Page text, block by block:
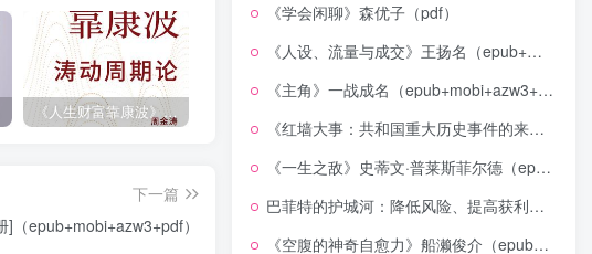
《人生财富靠康波》波动周期论（epub+mobi+azw3+pdf）
下一篇
]（epub+mobi+azw3+pdf）
《学会闲聊》森优子（pdf）
《人设、流量与成交》王扬名（epub+mobi+azw3+pdf）
《主角》一战成名（epub+mobi+azw3+pdf）
《红墙大事：共和国重大历史事件的来龙去脉》（全二册）（pdf）
《一生之敌》史蒂文·普莱斯菲尔德（epub+mobi+azw3+pdf）
巴菲特的护城河：降低风险、提高获利的股市真规则(epub+azw3+mobi)
《空腹的神奇自愈力》船濑俊介（epub+mobi+azw3+pdf）